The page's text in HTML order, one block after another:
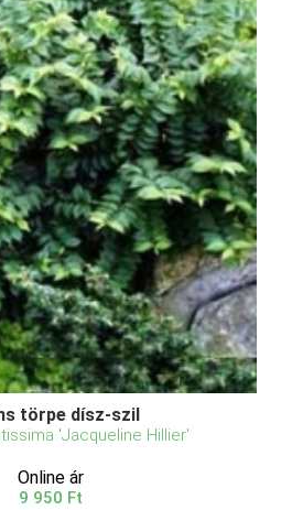
törpe dísz-szil
'Jacqueline Hillier'
Online ár
9 950 Ft